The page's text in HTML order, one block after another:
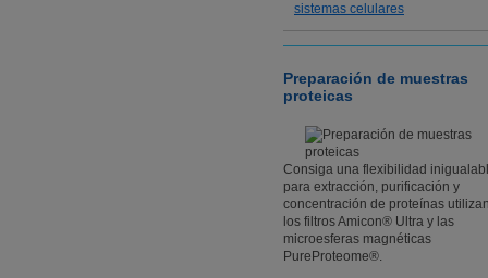
sistemas celulares
Preparación de muestras
proteicas
Consiga una flexibilidad
para extracción, purificación y
concentración de proteínas
los filtros Amicon® Ultra y las
microesferas magnéticas
PureProteome®.